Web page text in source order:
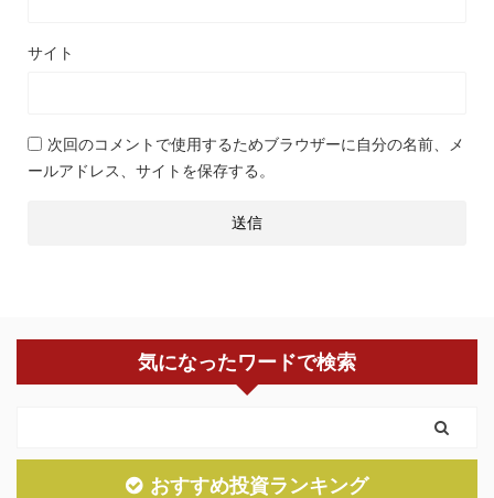
サイト
次回のコメントで使用するためブラウザーに自分の名前、メ
ールアドレス、サイトを保存する。
気になったワードで検索
おすすめ投資ランキング